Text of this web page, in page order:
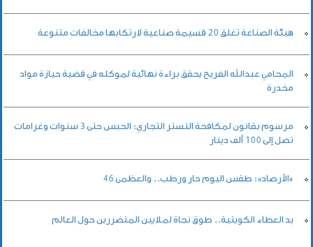
هيئة الصناعة تغلق 20 قسيمة صناعية لارتكابها مخالفات متنوعة
المحامي عبدالله الفريح يحقق براءة نهائية لموكله في قضية حيازة مواد
مخدرة
مرسوم بقانون لمكافحة التستر التجاري: الحبس حتى 3 سنوات وغرامات
تصل إلى 100 ألف دينار
«الأرصاد»: طقس اليوم حار ورطب.. والعظمى 46
يد العطاء الكويتية.. طوق نجاة لملايين المتضررين حول العالم